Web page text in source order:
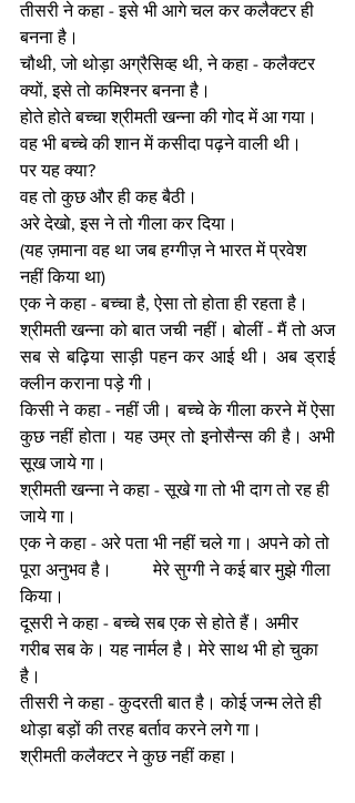
तीसरी ने कहा - इसे भी आगे चल कर कलैक्टर ही
बनना है।
चौथी, जो थोड़ा अग्रैसिव्ह थी, ने कहा - कलैक्टर
क्यों, इसे तो कमिश्नर बनना है।
होते होते बच्चा श्रीमती खन्ना की गोद में आ गया।
वह भी बच्चे की शान में कसीदा पढ़ने वाली थी।
पर यह क्या?
वह तो कुछ और ही कह बैठी।
अरे देखो, इस ने तो गीला कर दिया।
(यह ज़माना वह था जब हग्गीज़ ने भारत में प्रवेश
नहीं किया था)
एक ने कहा - बच्चा है, ऐसा तो होता ही रहता है।
श्रीमती खन्ना को बात जची नहीं। बोलीं - मैं तो अज
सब से बढ़िया साड़ी पहन कर आई थी। अब ड्राई
क्लीन कराना पड़े गी।
किसी ने कहा - नहीं जी। बच्चे के गीला करने में ऐसा
कुछ नहीं होता। यह उम्र तो इनोसैन्स की है। अभी
सूख जाये गा।
श्रीमती खन्ना ने कहा - सूखे गा तो भी दाग तो रह ही
जाये गा।
एक ने कहा - अरे पता भी नहीं चले गा। अपने को तो
पूरा अनुभव है।	मेरे सुग्गी ने कई बार मुझे गीला
किया।
दूसरी ने कहा - बच्चे सब एक से होते हैं। अमीर
गरीब सब के। यह नार्मल है। मेरे साथ भी हो चुका
है।
तीसरी ने कहा - कुदरती बात है। कोई जन्म लेते ही
थोड़ा बड़ों की तरह बर्ताव करने लगे गा।
श्रीमती कलैक्टर ने कुछ नहीं कहा।